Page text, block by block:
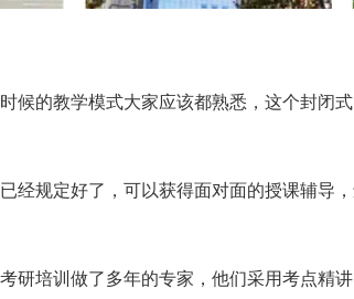
候的教学模式大家应该都熟悉，这个封闭
经规定好了，可以获得面对面的授课辅导
研培训做了多年的专家，他们采用考点精